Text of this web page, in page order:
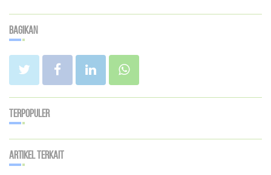
Bagikan
Terpopuler
Artikel Terkait